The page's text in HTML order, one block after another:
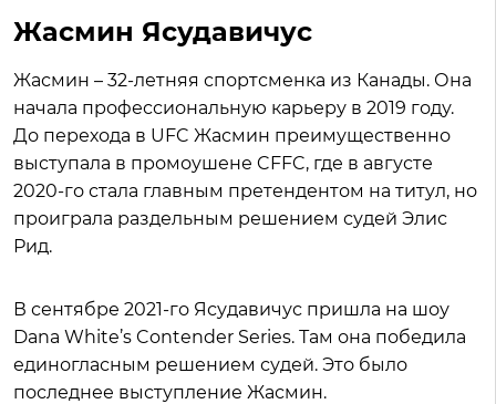
Жасмин Ясудавичус
Жасмин – 32-летняя спортсменка из Канады. Она
начала профессиональную карьеру в 2019 году.
До перехода в UFC Жасмин преимущественно
выступала в промоушене CFFC, где в августе
2020-го стала главным претендентом на титул, но
проиграла раздельным решением судей Элис
Рид.
В сентябре 2021-го Ясудавичус пришла на шоу
Dana White’s Contender Series. Там она победила
единогласным решением судей. Это было
последнее выступление Жасмин.